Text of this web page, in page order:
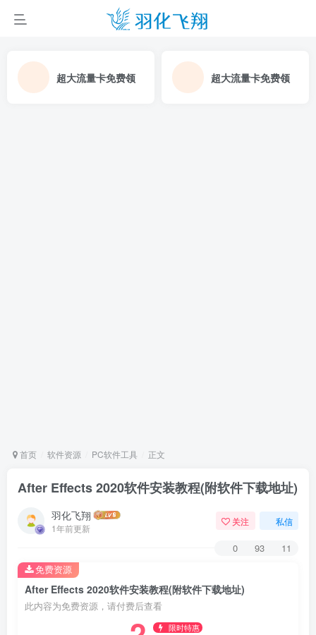
超大流量卡免费领 超大流量卡免费领
首页 软件资源 PC软件工具 正文
After Effects 2020软件安装教程(附软件下载地址)
羽化飞翔
1年前更新
关注 私信
0 93 11
After Effects 2020软件安装教程(附软件下载地址)
此内容为免费资源，请付费后查看
限时特惠
免费资源